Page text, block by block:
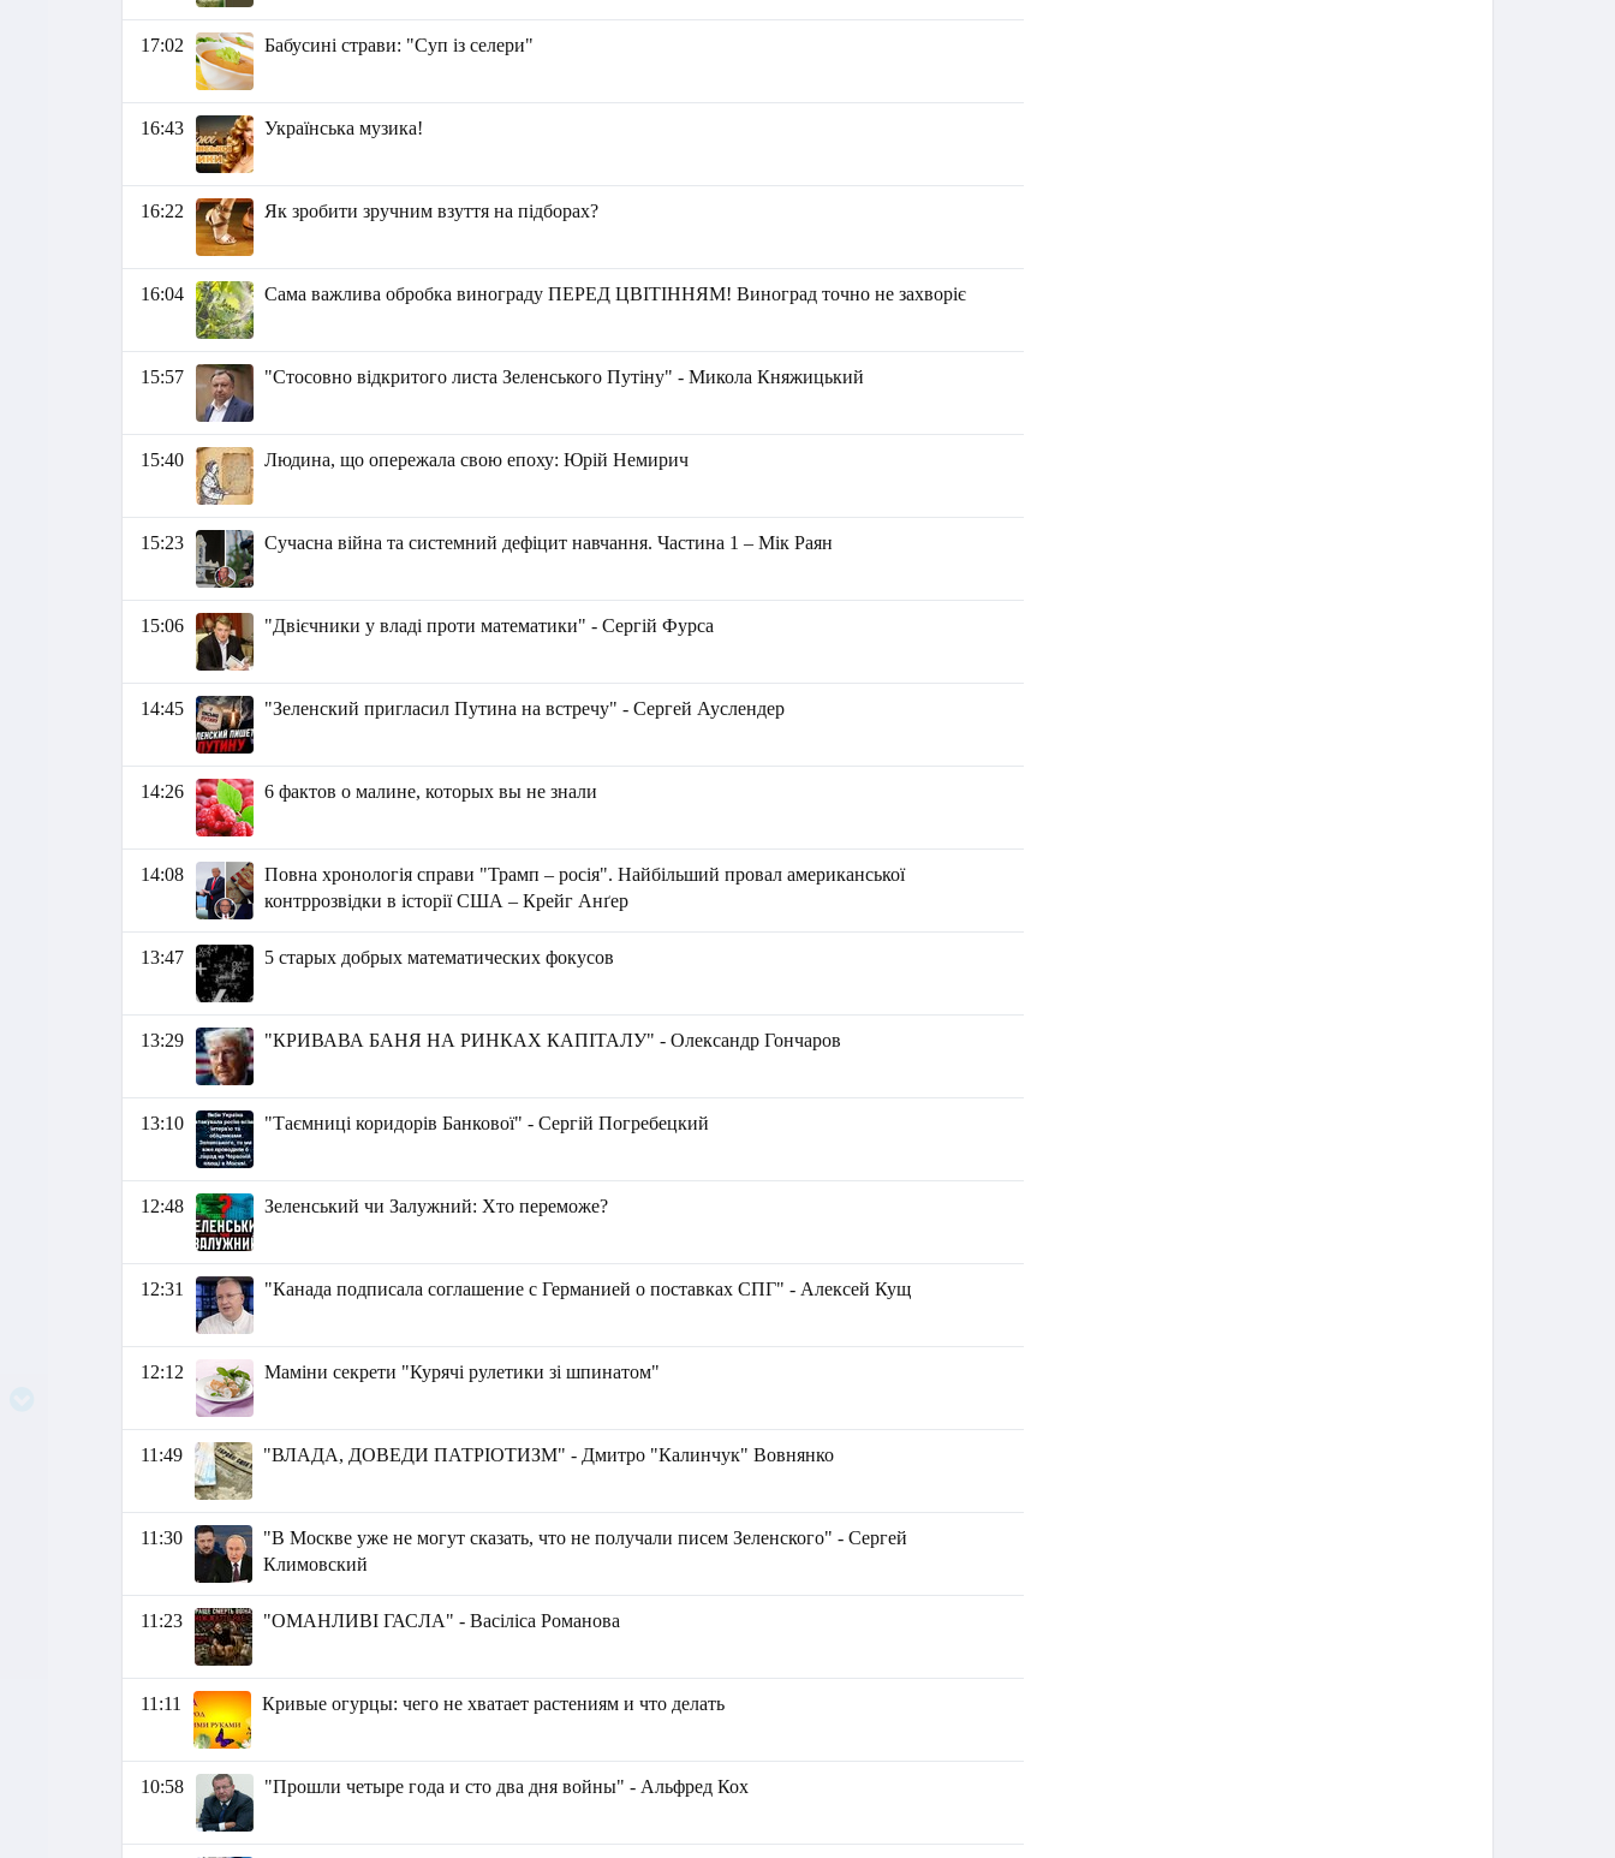
17:02 Бабусині страви: "Суп із селери"
16:43 Українська музика!
16:22 Як зробити зручним взуття на підборах?
16:04 Сама важлива обробка винограду ПЕРЕД ЦВІТІННЯМ! Виноград точно не захворіє
15:57 "Стосовно відкритого листа Зеленського Путіну" - Микола Княжицький
15:40 Людина, що опережала свою епоху: Юрій Немирич
15:23 Сучасна війна та системний дефіцит навчання. Частина 1 – Мік Раян
15:06 "Двієчники у владі проти математики" - Сергій Фурса
14:45 "Зеленский пригласил Путина на встречу" - Сергей Ауслендер
14:26 6 фактов о малине, которых вы не знали
14:08
Повна хронологія справи "Трамп – росія". Найбільший провал американської
контррозвідки в історії США – Крейг Анґер
13:47 5 старых добрых математических фокусов
13:29 "КРИВАВА БАНЯ НА РИНКАХ КАПІТАЛУ" - Олександр Гончаров
13:10 "Таємниці коридорів Банкової" - Сергій Погребецкий
12:48 Зеленський чи Залужний: Хто переможе?
12:31 "Канада подписала соглашение с Германией о поставках СПГ" - Алексей Кущ
12:12 Маміни секрети "Курячі рулетики зі шпинатом"
11:49 "ВЛАДА, ДОВЕДИ ПАТРІОТИЗМ" - Дмитро "Калинчук" Вовнянко
11:30
"В Москве уже не могут сказать, что не получали писем Зеленского" - Сергей
Климовский
11:23 "ОМАНЛИВІ ГАСЛА" - Васіліса Романо ва
11:11 Кривые огурцы: чего не хватает растениям и что делать
10:58 "Прошли четыре года и сто два дня войны" - Альфред Кох